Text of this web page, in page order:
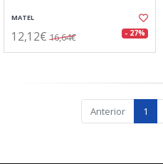
MATEL
12,12€ 16,64€ - 27%
Anterior 1